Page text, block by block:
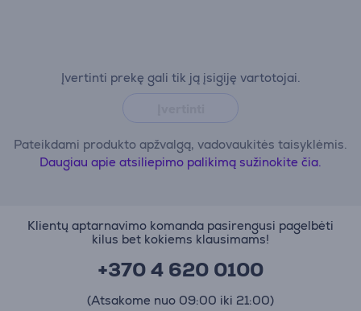
Įvertinti prekę gali tik ją įsigiję vartotojai.
Pateikdami produkto apžvalgą, vadovaukitės taisyklėmis.
Daugiau apie atsiliepimo palikimą sužinokite čia.
Klientų aptarnavimo komanda pasirengusi pagelbėti
kilus bet kokiems klausimams!
+370 4 620 0100
(Atsakome nuo 09:00 iki 21:00)